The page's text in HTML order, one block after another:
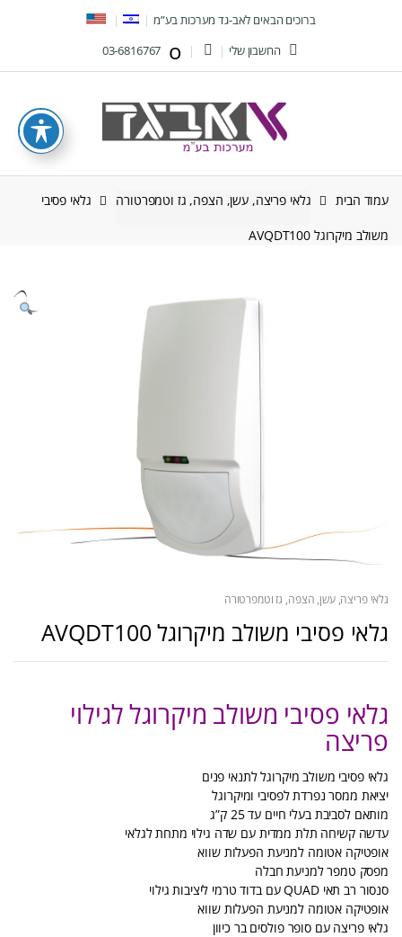
ברוכים הבאים לאב-גד מערכות בע”מ
החשבון שלי
עמוד הבית גלאי פריצה, עשן, הצפה, גז וטמפרטורה גלאי פסיבי
משולב מיקרוגל AVQDT100
גלאי פריצה, עשן, הצפה, גז וטמפרטורה
גלאי פסיבי משולב מיקרוגל AVQDT100
גלאי פסיבי משולב מיקרוגל לגילוי
פריצה
גלאי פסיבי משולב מיקרוגל לתנאי פנים
יציאת ממסר נפרדת לפסיבי ומיקרוגל
מותאם לסביבת בעלי חיים עד 25 ק”ג
עדשה קשיחה תלת ממדית עם שדה גילוי מתחת לגלאי
אופטיקה אטומה למניעת הפעלות שווא
מפסק טמפר למניעת חבלה
סנסור רב תאי QUAD עם בדוד טרמי ליציבות גילוי
אופטיקה אטומה למניעת הפעלות שווא
גלאי פריצה עם סופר פולסים בר כיוון